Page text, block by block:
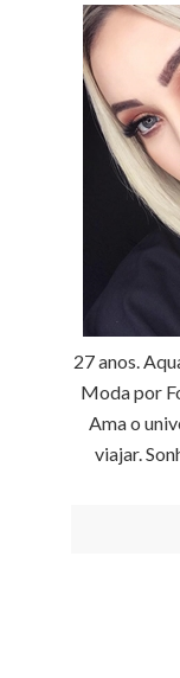
27 anos.
Moda por
Ama o
viajar.